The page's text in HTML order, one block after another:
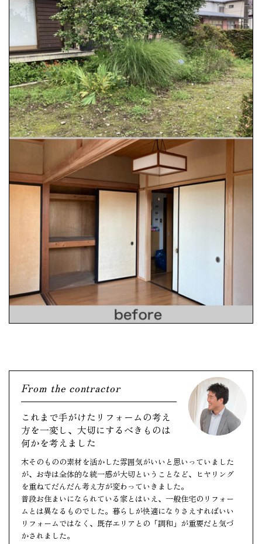
From the contractor
これまで手がけたリフォームの考え
方を一変し、大切にするべきものは
何かを考えました
木そのものの素材を活かした雰囲気がいいと思いっていました
が、お寺は全体的な統一感が大切ということなど、ヒヤリング
を重ねてだんだん考え方が変わっていきました。
普段お住まいになられている家とはいえ、一般住宅のリフォー
ムとは異なるものでした。暮らしが快適になりさえすればいい
リフォームではなく、既存エリアとの「調和」が重要だと気づ
かされました。